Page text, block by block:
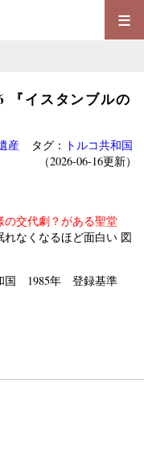
≡
『イスタンブルの
産タグ： トルコ共和国
（2026-06-16更新）
交代劇？がある聖堂
れなくなるほど面白い 図
国 1985年 登録基準